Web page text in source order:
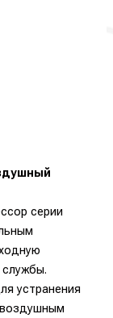
серии
устранения